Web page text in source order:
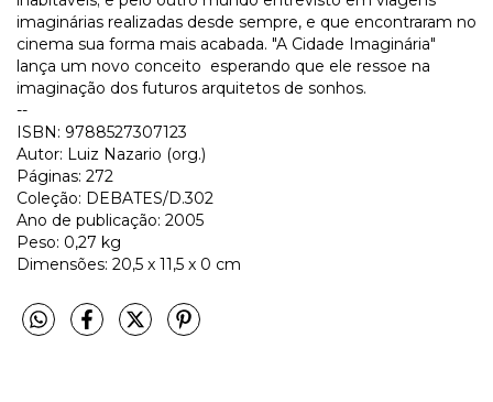
imaginárias realizadas desde sempre, e que encontraram no
cinema sua forma mais acabada. "A Cidade Imaginária"
lança um novo conceito  esperando que ele ressoe na
imaginação dos futuros arquitetos de sonhos.
--
ISBN: 9788527307123
Autor: Luiz Nazario (org.)
Páginas: 272
Coleção: DEBATES/D.302
Ano de publicação: 2005
Peso: 0,27 kg
Dimensões: 20,5 x 11,5 x 0 cm